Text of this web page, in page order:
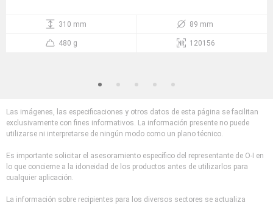
310 mm 89 mm
480 g 120156
Las imágenes, las especificaciones y otros datos de esta página se facilitan
exclusivamente con fines informativos. La información presente no puede
utilizarse ni interpretarse de ningún modo como un plano técnico.
Es importante solicitar el asesoramiento específico del representante de O-I en
lo que concierne a la idoneidad de los productos antes de utilizarlos para
cualquier aplicación.
La información sobre recipientes para los diversos sectores se actualiza